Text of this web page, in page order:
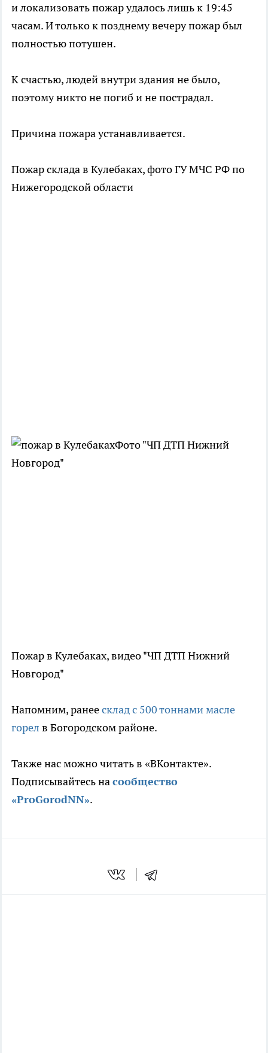
и локализовать пожар удалось лишь к 19:45
часам. И только к позднему вечеру пожар был
полностью потушен.
К счастью, людей внутри здания не было,
поэтому никто не погиб и не пострадал.
Причина пожара устанавливается.
Пожар склада в Кулебаках, фото ГУ МЧС РФ по
Нижегородской области
Фото "ЧП ДТП Нижний
Новгород"
Пожар в Кулебаках, видео "ЧП ДТП Нижний
Новгород"
Напомним, ранеесклад с 500 тоннами масле
горел в Богородском районе.
Также нас можно читать в «ВКонтакте».
Подписывайтесь насообщество
«ProGorodNN».